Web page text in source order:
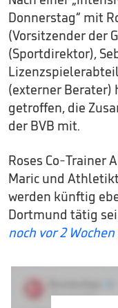
Donnerstag“ mit
(Vorsitzender der
(Sportdirektor),
(externer Berater)
getroffen, die
der BVB mit.
Roses Co-Trainer
Maric und
werden künftig
Dortmund tätig
noch vor 2